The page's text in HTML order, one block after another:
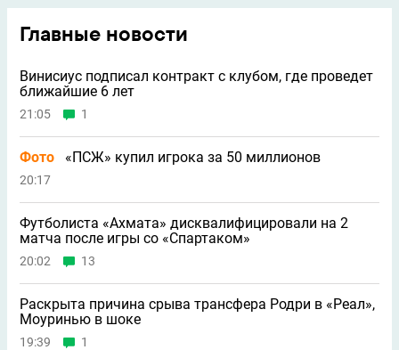
Главные новости
Винисиус подписал контракт с клубом, где проведет
ближайшие 6 лет
21:05 1
Фото «ПСЖ» купил игрока за 50 миллионов
20:17
Футболиста «Ахмата» дисквалифицировали на 2
матча после игры со «Спартаком»
20:02 13
Раскрыта причина срыва трансфера Родри в «Реал»,
Моуринью в шоке
19:39 1